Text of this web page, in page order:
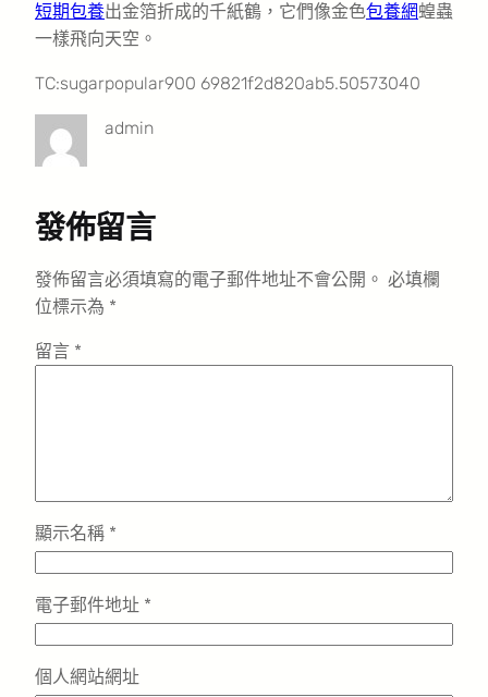
短期包養出金箔折成的千紙鶴，它們像金色包養網蝗蟲
一樣飛向天空。
TC:sugarpopular900 69821f2d820ab5.50573040
admin
發佈留言
發佈留言必須填寫的電子郵件地址不會公開。 必填欄
位標示為 *
留言 *
顯示名稱 *
電子郵件地址 *
個人網站網址